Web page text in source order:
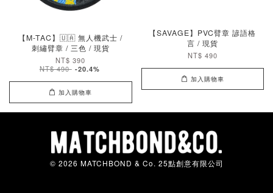
【M-TAC】🇺🇦 無人機武士 /
刺繡臂章 / 三色 / 現貨
NT$ 390
NT$ 490 -20.4%
加入購物車
【SAVAGE】PVC臂章 諺語格
言 / 現貨
NT$ 490
加入購物車
© 2026 MATCHBOND & Co. 25點創意有限公司